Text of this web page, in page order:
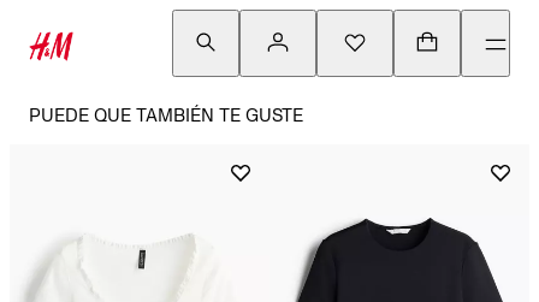
PUEDE QUE TAMBIÉN TE GUSTE